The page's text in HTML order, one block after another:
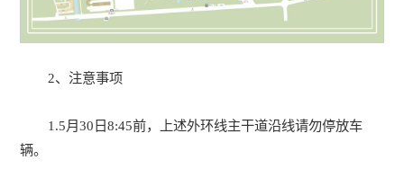
2、注意事项
1.5月30日8:45前，上述外环线主干道沿线请勿停放车
辆。